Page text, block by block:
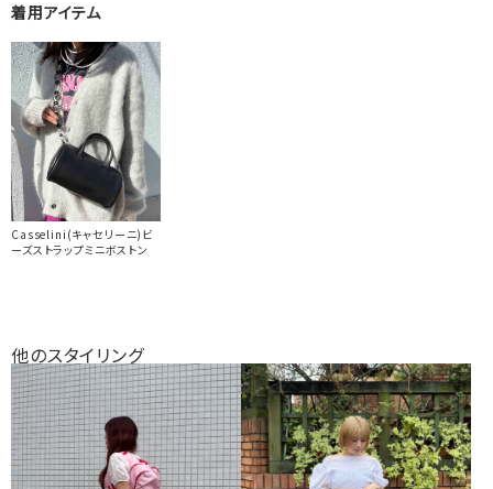
着用アイテム
Casselini(キャセリーニ)ビ
ーズストラップミニボストン
他のスタイリング